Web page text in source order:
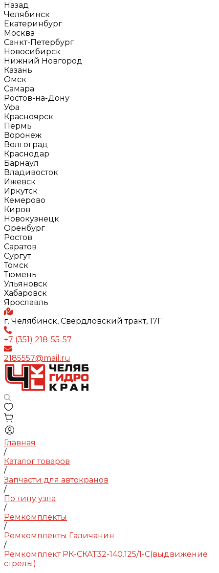
Назад
Челябинск
Екатеринбург
Москва
Санкт-Петербург
Новосибирск
Нижний Новгород
Казань
Омск
Самара
Ростов-на-Дону
Уфа
Красноярск
Пермь
Воронеж
Волгоград
Краснодар
Барнаул
Владивосток
Ижевск
Иркутск
Кемерово
Киров
Новокузнецк
Оренбург
Ростов
Саратов
Сургут
Томск
Тюмень
Ульяновск
Хабаровск
Ярославль
г. Челябинск, Свердловский тракт, 17Г
+7 (351) 218-55-57
2185557@mail.ru
Главная
/
Каталог товаров
/
Запчасти для автокранов
/
По типу узла
/
Ремкомплекты
/
Ремкомплекты Галичанин
/
Ремкомплект РК-СКАТ32-140.125/1-С(выдвижение
стрелы)